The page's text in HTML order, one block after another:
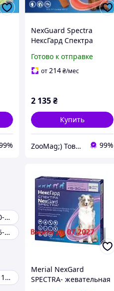
NexGuard Spectra
НексГард Спектра
паразитов для собак XL
(30-60 кг) упаковка 3
Готово к отправке
от214₴/мес
2 135₴
Купить
ZooMag;) Товары для животных 99%
Нексгард спектра 30-60 кг
Нексгард спектра 15-30 кг
Nexgard spectra 7.5 15 kg
Merial NexGard
SPECTRA- жевательная